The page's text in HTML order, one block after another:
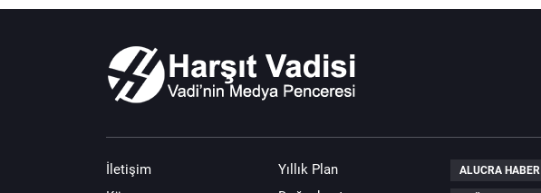
İletişim
Yıllık Plan
ALUCRA HABER